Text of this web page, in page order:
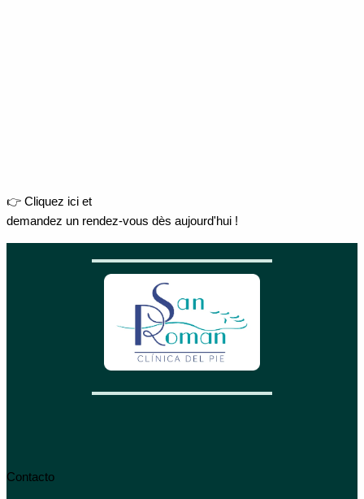
👉 Cliquez ici et
demandez un rendez-vous dès aujourd'hui !
Contacto